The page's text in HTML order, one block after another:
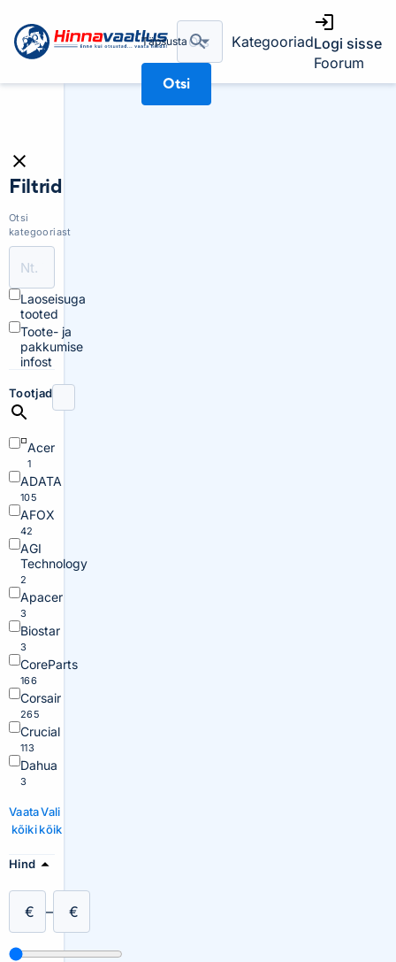
Täpsusta
Otsi
KategooriadLogi sisse
Foorum
Filtrid
Otsi
kategooriast
Laoseisuga
tooted
Toote- ja
pakkumise
infost
Tootjad
Acer
1
ADATA
105
AFOX
42
AGI
Technology
2
Apacer
3
Biostar
3
CoreParts
166
Corsair
265
Crucial
113
Dahua
3
Vaata
kõiki
Vali
kõik
Hind
€ – €